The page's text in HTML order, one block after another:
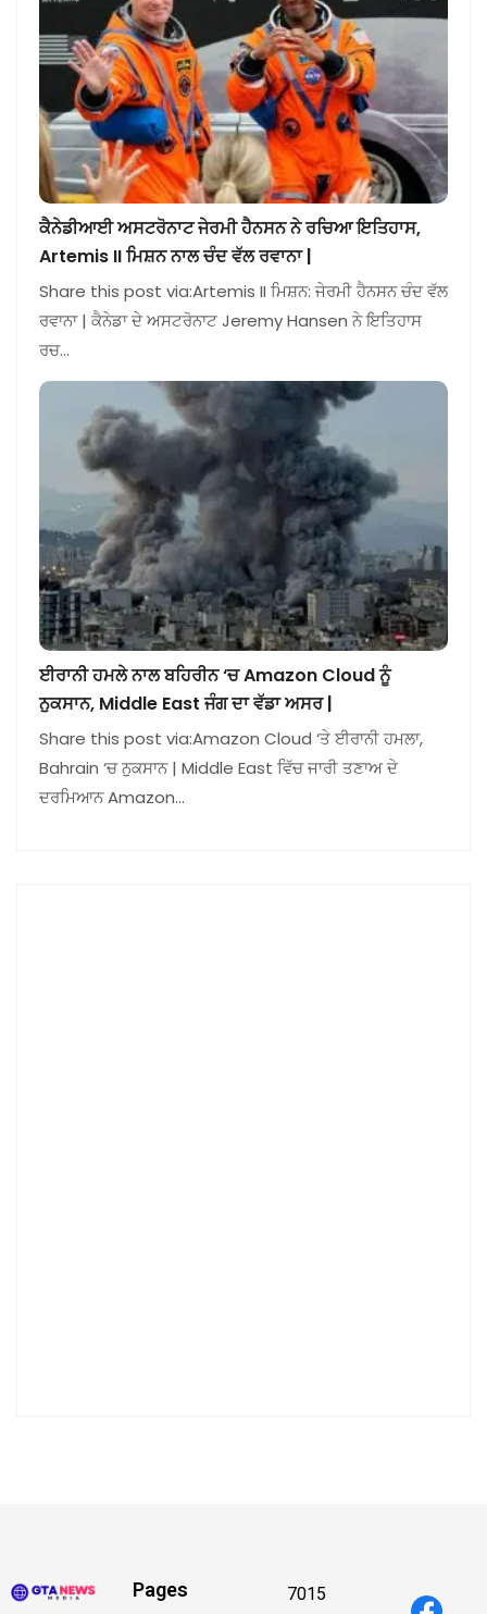
ਕੈਨੇਡੀਆਈ ਅਸਟਰੋਨਾਟ ਜੇਰਮੀ ਹੈਨਸਨ ਨੇ ਰਚਿਆ ਇਤਿਹਾਸ,
Artemis II ਮਿਸ਼ਨ ਨਾਲ ਚੰਦ ਵੱਲ ਰਵਾਨਾ |
Share this post via:Artemis II ਮਿਸ਼ਨ: ਜੇਰਮੀ ਹੈਨਸਨ ਚੰਦ ਵੱਲ
ਰਵਾਨਾ | ਕੈਨੇਡਾ ਦੇ ਅਸਟਰੋਨਾਟ Jeremy Hansen ਨੇ ਇਤਿਹਾਸ
ਰਚ…
ਈਰਾਨੀ ਹਮਲੇ ਨਾਲ ਬਹਿਰੀਨ ‘ਚ Amazon Cloud ਨੂੰ
ਨੁਕਸਾਨ, Middle East ਜੰਗ ਦਾ ਵੱਡਾ ਅਸਰ |
Share this post via:Amazon Cloud ‘ਤੇ ਈਰਾਨੀ ਹਮਲਾ,
Bahrain ‘ਚ ਨੁਕਸਾਨ | Middle East ਵਿੱਚ ਜਾਰੀ ਤਣਾਅ ਦੇ
ਦਰਮਿਆਨ Amazon…
Pages
7015